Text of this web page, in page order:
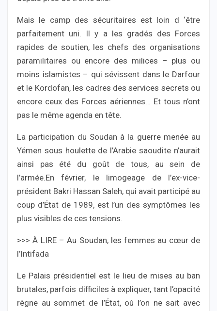
Mais le camp des sécuritaires est loin d ‘être
parfaitement uni. Il y a les gradés des Forces
rapides de soutien, les chefs des organisations
paramilitaires ou encore des milices – plus ou
moins islamistes – qui sévissent dans le Darfour
et le Kordofan, les cadres des services secrets ou
encore ceux des Forces aériennes… Et tous n’ont
pas le même agenda en tête.
La participation du Soudan à la guerre menée au
Yémen sous houlette de l’Arabie saoudite n’aurait
ainsi pas été du goût de tous, au sein de
l’armée.En février, le limogeage de l’ex-vice-
président Bakri Hassan Saleh, qui avait participé au
coup d’État de 1989, est l’un des symptômes les
plus visibles de ces tensions.
>>> À LIRE – Au Soudan, les femmes au cœur de
l’Intifada
Le Palais présidentiel est le lieu de mises au ban
brutales, parfois difficiles à expliquer, tant l’opacité
règne au sommet de l’État, où l’on ne sait avec